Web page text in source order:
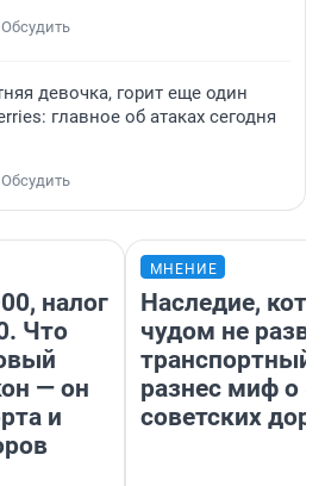
Обсудить
девочка, горит еще один
главное об атаках сегодня
Обсудить
налог
Что
— он
и
МНЕНИЕ
Наследие,
чудом не
транспортный
разнес миф о
советских